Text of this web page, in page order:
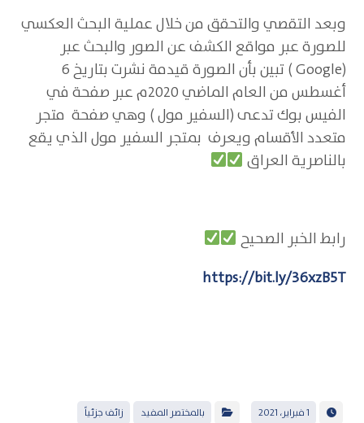
وبعد التقصي والتحقق من خلال عملية البحث العكسي
للصورة عبر مواقع الكشف عن الصور والبحث عبر
(Google ) تبين بأن الصورة قيدمة نشرت بتاريخ 6
أغسطس من العام الماضي 2020م عبر صفحة في
الفيس بوك تدعى (السفير مول ) وهي صفحة متجر
متعدد الأقسام ويعرف بمتجر السفير مول الذي يقع
بالناصرية العراق
رابط الخبر الصحيح
https://bit.ly/36xzB5T
1 فبراير، 2021 بالمختصر المفيد زائف جزئياً